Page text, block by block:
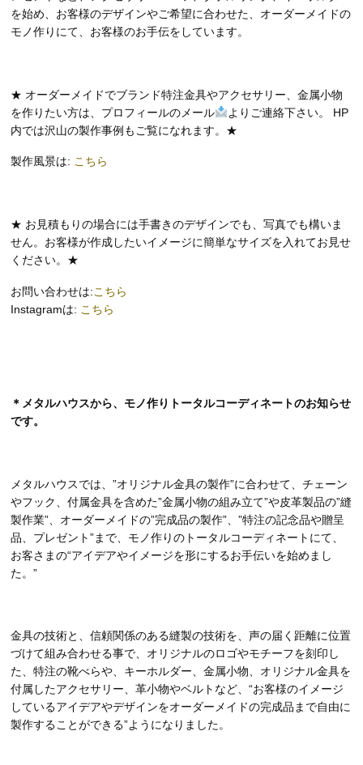
を始め、お客様のデザインやご希望に合わせた、オーダーメイドの
モノ作りにて、お客様のお手伝をしています。
★ オーダーメイドでブランド特注金具やアクセサリー、金属小物
を作りたい方は、プロフィールのメール
よりご連絡下さい。 HP
内では沢山の製作事例もご覧になれます。★
製作風景は: こちら
★ お見積もりの場合には手書きのデザインでも、写真でも構いま
せん。お客様が作成したいイメージに簡単なサイズを入れてお見せ
ください。★
お問い合わせは:こちら
Instagramは: こちら
＊メタルハウスから、モノ作りトータルコーディネートのお知らせ
です。
メタルハウスでは、”オリジナル金具の製作”に合わせて、チェーン
やフック、付属金具を含めた”金属小物の組み立て”や皮革製品の”縫
製作業”、オーダーメイドの”完成品の製作”、”特注の記念品や贈呈
品、プレゼント”まで、モノ作りのトータルコーディネートにて、
お客さまの“アイデアやイメージを形にするお手伝いを始めまし
た。”
金具の技術と、信頼関係のある縫製の技術を、声の届く距離に位置
づけて組み合わせる事で、オリジナルのロゴやモチーフを刻印し
た、特注の靴べらや、キーホルダー、金属小物、オリジナル金具を
付属したアクセサリー、革小物やベルトなど、“お客様のイメージ
しているアイデアやデザインをオーダーメイドの完成品まで自由に
製作することができる”ようになりました。